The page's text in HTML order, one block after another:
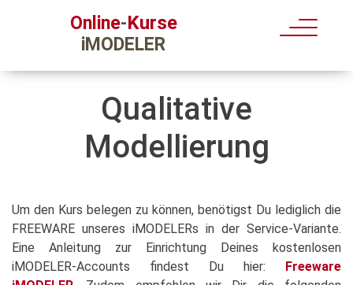
Online-Kurse
iMODELER
Qualitative
Modellierung
Um den Kurs belegen zu können, benötigst Du lediglich die
FREEWARE unseres iMODELERs in der Service-Variante.
Eine Anleitung zur Einrichtung Deines kostenlosen
iMODELER-Accounts findest Du hier: Freeware